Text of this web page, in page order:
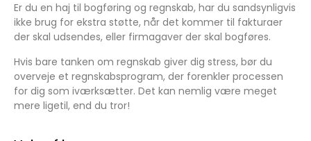
Er du en haj til bogføring og regnskab, har du sandsynligvis
ikke brug for ekstra støtte, når det kommer til fakturaer
der skal udsendes, eller firmagaver der skal bogføres.
Hvis bare tanken om regnskab giver dig stress, bør du
overveje et regnskabsprogram, der forenkler processen
for dig som iværksætter. Det kan nemlig være meget
mere ligetil, end du tror!